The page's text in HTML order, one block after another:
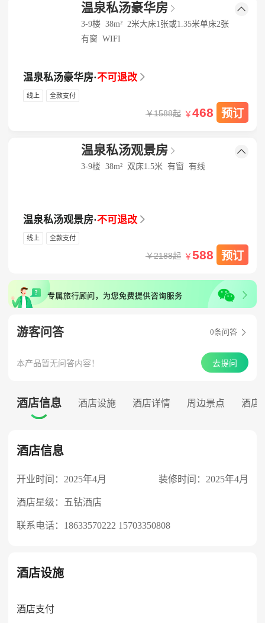

温泉私汤豪华房 
3-9楼 38m² 2米大床1张或1.35米单床2张
有窗 WIFI
温泉私汤豪华房·不可退改 
线上 全款支付
￥1588起 ￥468 预订

温泉私汤观景房 
3-9楼 38m² 双床1.5米 有窗 有线
温泉私汤观景房·不可退改 
线上 全款支付
￥2188起 ￥588 预订
游客问答 0条问答 
本产品暂无问答内容！ 去提问
酒店信息 酒店设施 酒店详情 周边景点 酒店

酒店信息
开业时间：2025年4月 装修时间：2025年4月
酒店星级：五钻酒店
联系电话： 18633570222 15703350808
酒店设施
酒店支付